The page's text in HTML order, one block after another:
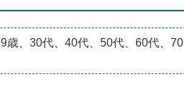
歳、30代、40代、50代、60代、70